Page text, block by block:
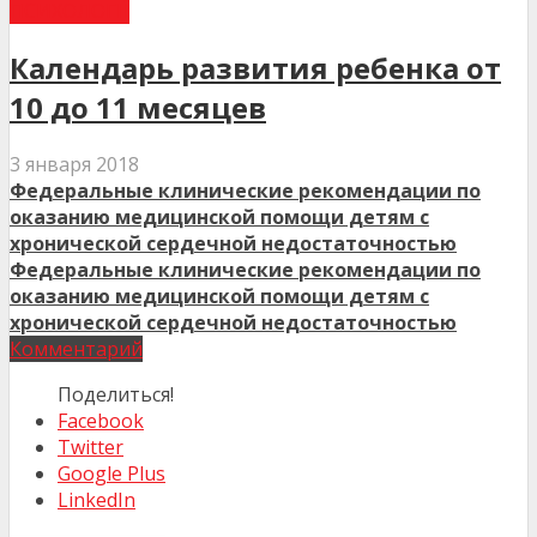
Календарь развития ребенка от
10 до 11 месяцев
3 января 2018
Федеральные клинические рекомендации по
оказанию медицинской помощи детям с
хронической сердечной недостаточностью
Федеральные клинические рекомендации по
оказанию медицинской помощи детям с
хронической сердечной недостаточностью
Комментарий
Поделиться!
Facebook
Twitter
Google Plus
LinkedIn